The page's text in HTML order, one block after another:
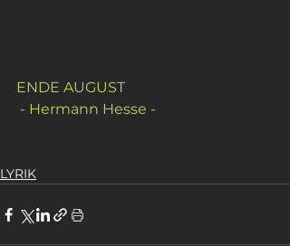
ENDE AUGUST
- Hermann Hesse -
LYRIK